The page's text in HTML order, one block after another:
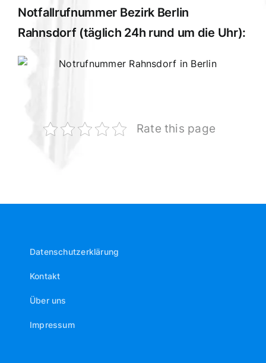
Notfallrufnummer Bezirk Berlin
Rahnsdorf (täglich 24h rund um die Uhr):
Rate this page
Datenschutzerklärung
Kontakt
Über uns
Impressum